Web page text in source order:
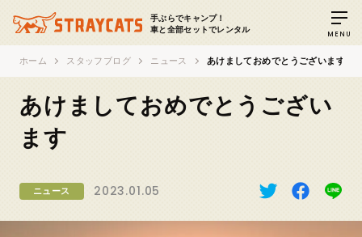
手ぶらでキャンプ！
車と全部セットでレンタル
MENU
ホーム スタッフブログ ニュース あけましておめでとうございます
あけましておめでとうござい
ます
ニュース 2023.01.05